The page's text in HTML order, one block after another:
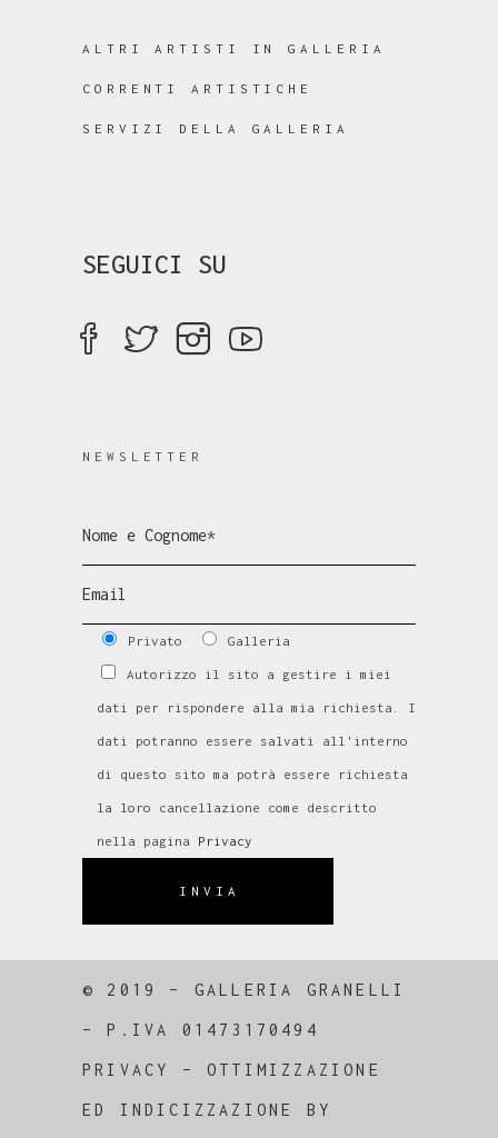
ALTRI ARTISTI IN GALLERIA
CORRENTI ARTISTICHE
SERVIZI DELLA GALLERIA
SEGUICI SU
NEWSLETTER
Privato Galleria
Autorizzo il sito a gestire i miei
dati per rispondere alla mia richiesta. I
dati potranno essere salvati all'interno
di questo sito ma potrà essere richiesta
la loro cancellazione come descritto
nella pagina Privacy
INVIA
© 2019 – GALLERIA GRANELLI
–P.IVA 01473170494
PRIVACY –OTTIMIZZAZIONE
ED INDICIZZAZIONE BY